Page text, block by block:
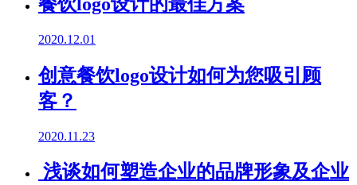
2020.12.01
创意餐饮logo设计如何为您吸引顾
客？
2020.11.23
浅谈如何塑造企业的品牌形象及企业